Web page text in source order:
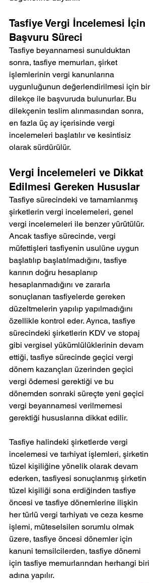
Tasfiye Vergi İncelemesi İçin
Başvuru Süreci
Tasfiye beyannamesi sunulduktan
sonra, tasfiye memurları, şirket
işlemlerinin vergi kanunlarına
uygunluğunun değerlendirilmesi için bir
dilekçe ile başvuruda bulunurlar. Bu
dilekçenin teslim alınmasından sonra,
en fazla üç ay içerisinde vergi
incelemeleri başlatılır ve kesintisiz
olarak sürdürülür.
Vergi İncelemeleri ve Dikkat
Edilmesi Gereken Hususlar
Tasfiye sürecindeki ve tamamlanmış
şirketlerin vergi incelemeleri, genel
vergi incelemeleri ile benzer yürütülür.
Ancak tasfiye sürecinde, vergi
müfettişleri tasfiyenin usulüne uygun
başlatılıp başlatılmadığını, tasfiye
karının doğru hesaplanıp
hesaplanmadığını ve zararla
sonuçlanan tasfiyelerde gereken
düzeltmelerin yapılıp yapılmadığını
özellikle kontrol eder. Ayrıca, tasfiye
sürecindeki şirketlerin KDV ve stopaj
gibi vergisel yükümlülüklerinin devam
ettiği, tasfiye sürecinde geçici vergi
dönem kazançları üzerinden geçici
vergi ödemesi gerektiği ve bu
dönemden sonraki süreçte yeni geçici
vergi beyannamesi verilmemesi
gerektiği hususlarına dikkat edilir.
Tasfiye halindeki şirketlerde vergi
incelemesi ve tarhiyat işlemleri, şirketin
tüzel kişiliğine yönelik olarak devam
ederken, tasfiyesi sonuçlanmış şirketin
tüzel kişiliği sona erdiğinden tasfiye
öncesi ve tasfiye dönemlerine ilişkin
her türlü vergi tarhiyatı ve ceza kesme
işlemi, müteselsilen sorumlu olmak
üzere, tasfiye öncesi dönemler için
kanuni temsilcilerden, tasfiye dönemi
için tasfiye memurlarından herhangi biri
adına yapılır.